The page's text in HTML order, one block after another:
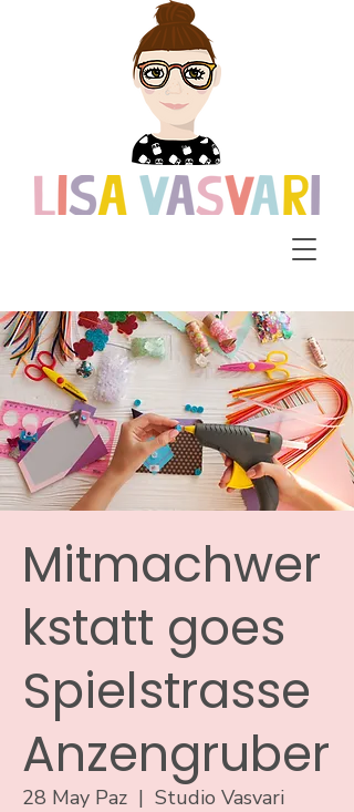
Mitmachwer
kstatt goes
Spielstrasse
Anzengruber
28 May Paz
  |
Studio Vasvari